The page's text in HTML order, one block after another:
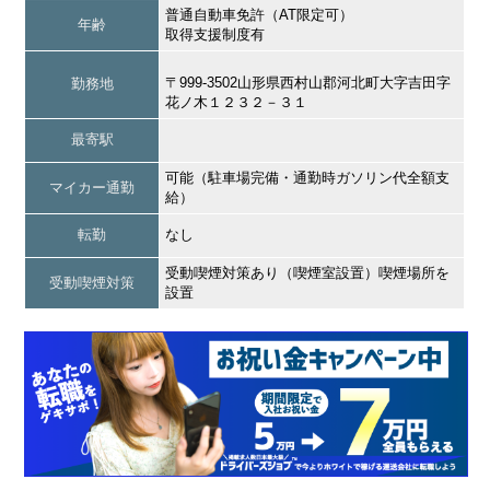
年齢
普通自動車免許（AT限定可）
取得支援制度有
勤務地
〒999-3502山形県西村山郡河北町大字吉田字
花ノ木１２３２－３１
最寄駅
マイカー通勤
可能（駐車場完備・通勤時ガソリン代全額支
給）
転勤 なし
受動喫煙対策
受動喫煙対策あり（喫煙室設置）喫煙場所を
設置